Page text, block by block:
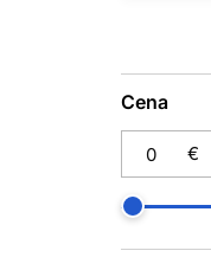
Cena
€